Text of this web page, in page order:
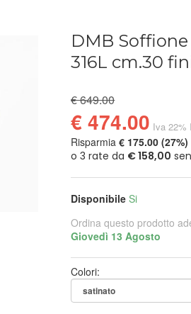
DMB
316L cm.30
€ 649.00
€ 474.00 Iva 22%
Risparmia€ 175.00 (27%)
Disponibile Si
Ordina questo prodotto
Giovedì 13 Agosto
Colori: